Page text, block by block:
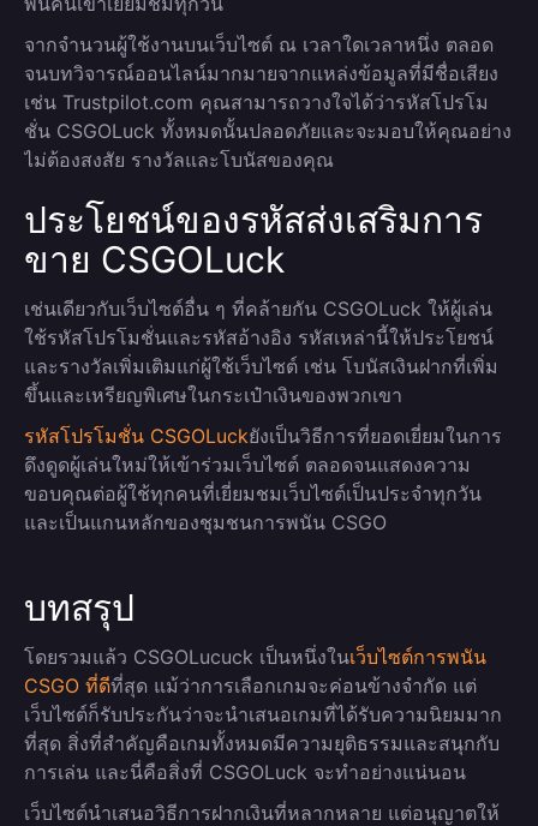
จากจำนวนผู้ใช้งานบนเว็บไซต์ ณ เวลาใดเวลาหนึ่ง ตลอด
จนบทวิจารณ์ออนไลน์มากมายจากแหล่งข้อมูลที่มีชื่อเสียง
เช่น Trustpilot.com คุณสามารถวางใจได้ว่ารหัสโปรโม
ชั่น CSGOLuck ทั้งหมดนั้นปลอดภัยและจะมอบให้คุณอย่าง
ไม่ต้องสงสัย รางวัลและโบนัสของคุณ
ประโยชน์ของรหัสส่งเสริมการ
ขาย CSGOLuck
เช่นเดียวกับเว็บไซต์อื่น ๆ ที่คล้ายกัน CSGOLuck ให้ผู้เล่น
ใช้รหัสโปรโมชั่นและรหัสอ้างอิง รหัสเหล่านี้ให้ประโยชน์
และรางวัลเพิ่มเติมแก่ผู้ใช้เว็บไซต์ เช่น โบนัสเงินฝากที่เพิ่ม
ขึ้นและเหรียญพิเศษในกระเป๋าเงินของพวกเขา
รหัสโปรโมชั่น CSGOLuckยังเป็นวิธีการที่ยอดเยี่ยมในการ
ดึงดูดผู้เล่นใหม่ให้เข้าร่วมเว็บไซต์ ตลอดจนแสดงความ
ขอบคุณต่อผู้ใช้ทุกคนที่เยี่ยมชมเว็บไซต์เป็นประจำทุกวัน
และเป็นแกนหลักของชุมชนการพนัน CSGO
บทสรุป
โดยรวมแล้ว CSGOLucuck เป็นหนึ่งในเว็บไซต์การพนัน
CSGO ที่ดีที่สุด แม้ว่าการเลือกเกมจะค่อนข้างจำกัด แต่
เว็บไซต์ก็รับประกันว่าจะนำเสนอเกมที่ได้รับความนิยมมาก
ที่สุด สิ่งที่สำคัญคือเกมทั้งหมดมีความยุติธรรมและสนุกกับ
การเล่น และนี่คือสิ่งที่ CSGOLuck จะทำอย่างแน่นอน
เว็บไซต์นำเสนอวิธีการฝากเงินที่หลากหลาย แต่อนุญาตให้